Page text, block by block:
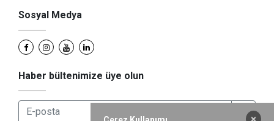
Sosyal Medya
Haber bültenimize üye olun
×